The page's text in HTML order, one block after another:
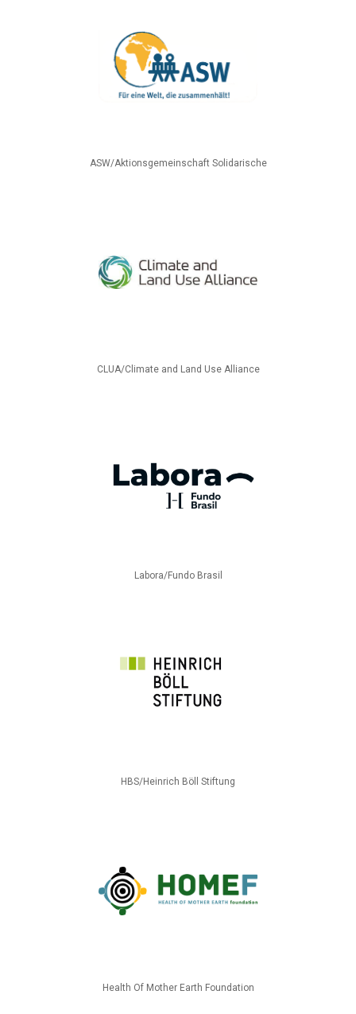
ASW/Aktionsgemeinschaft Solidarische
CLUA/Climate and Land Use Alliance
Labora/Fundo Brasil
HBS/Heinrich Böll Stiftung
Health Of Mother Earth Foundation